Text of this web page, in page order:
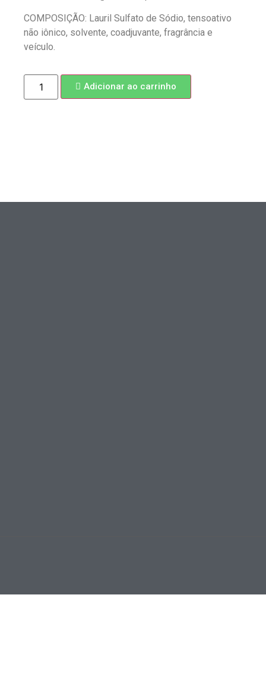
COMPOSIÇÃO: Lauril Sulfato de Sódio, tensoativo
não iônico, solvente, coadjuvante, fragrância e
veículo.
Adicionar ao carrinho